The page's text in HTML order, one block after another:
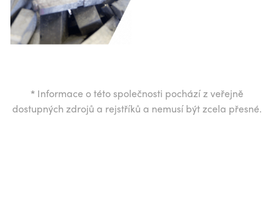
* Informace o této společnosti pochází z veřejně
dostupných zdrojů a rejstříků a nemusí být zcela přesné.